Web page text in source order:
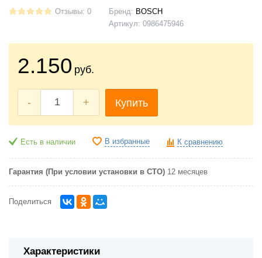
Отзывы: 0 Бренд: BOSCH
Артикул: 0986475946
2.150 руб.
- + Купить
Есть в наличии В избранные К сравнению
Гарантия (При условии установки в СТО) 12 месяцев
Поделиться
Характеристики